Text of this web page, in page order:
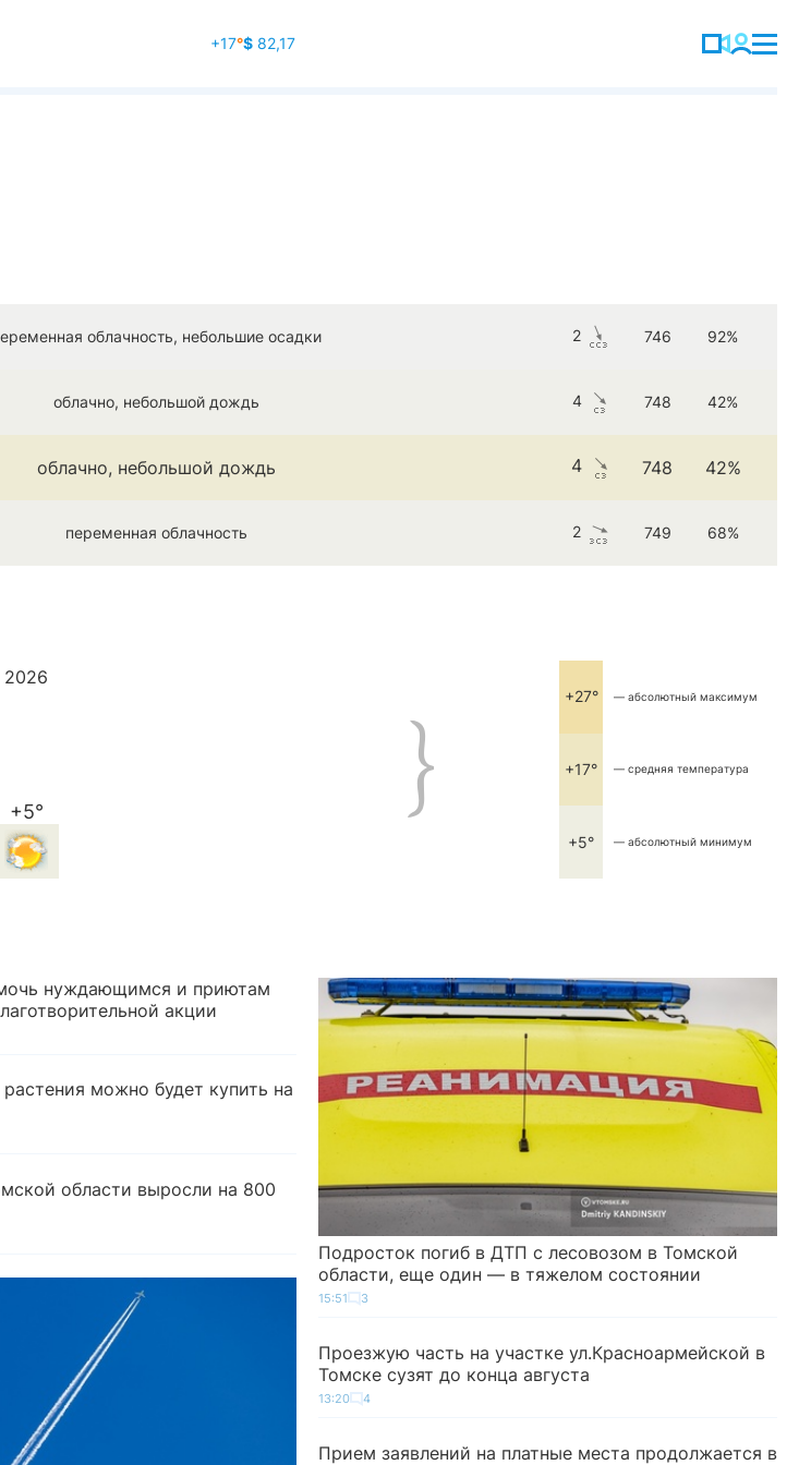
+17°$82,17
облачность, небольшие осадки 2 746 92%
облачно, небольшой дождь 4 748 42%
облачно, небольшой дождь 4 748 42%
переменная облачность 2 749 68%
2026
+5°
+27° — абсолютный максимум
+17° — средняя температура
+5° — абсолютный минимум
нуждающимся и приютам
акции
можно будет купить на
области выросли на 800
Подросток погиб в ДТП с лесовозом в Томской
области, еще один — в тяжелом состоянии
15:51 3
Проезжую часть на участке ул.Красноармейской в
Томске сузят до конца августа
13:20 4
Прием заявлений на платные места продолжается в